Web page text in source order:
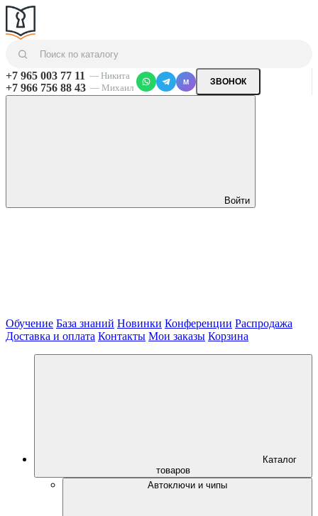
+7 965 003 77 11 — Никита
+7 966 756 88 43 — Михаил
M ЗВОНОК
Войти
Обучение База знаний Новинки Конференции Распродажа
Доставка и оплата Контакты Мои заказы Корзина
Каталог
товаров
Автоключи и чипы